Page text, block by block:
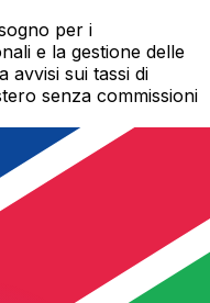
per i
e la gestione delle
avvisi sui tassi di
senza commissioni